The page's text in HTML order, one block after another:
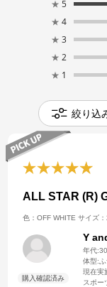
★ 5
★ 4
★ 3
★ 2
★ 1
絞り込
ALL STAR (R)
色：OFF WHITE サイズ
Y
年代:
体型:
現在実
スポー